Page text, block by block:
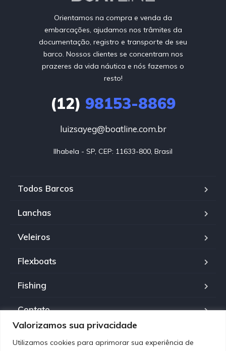
Valorizamos sua privacidade
Utilizamos cookies para aprimorar sua experiência de
Orientamos na compra e venda da
embarcações, ajudamos nos trâmites da
documentação, registro e transporte de seu
barco. Nossos clientes se concentram nos
prazeres da vida náutica e nós fazemos o
resto!
(12) 98153-8869
luizsayeg@boatline.com.br
Ilhabela - SP, CEP: 11633-800, Brasil
Todos Barcos
Lanchas
Veleiros
Flexboats
Fishing
Contato
Política de Privacidade